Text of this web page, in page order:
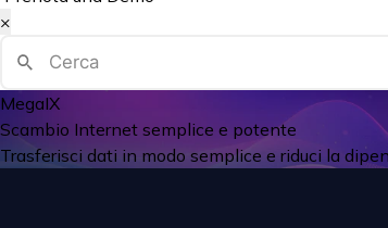
×
MegaIX
Scambio Internet semplice e potente
Trasferisci dati in modo semplice e riduci la